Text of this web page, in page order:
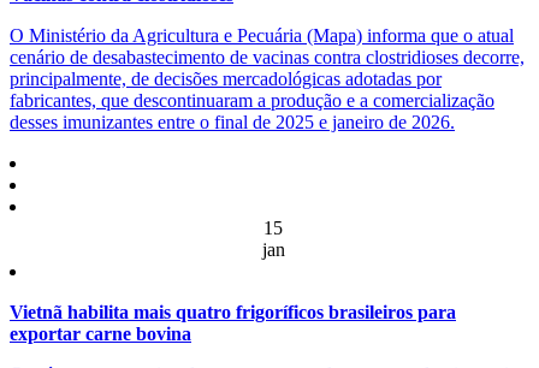
O Ministério da Agricultura e Pecuária (Mapa) informa que o atual
cenário de desabastecimento de vacinas contra clostridioses decorre,
principalmente, de decisões mercadológicas adotadas por
fabricantes, que descontinuaram a produção e a comercialização
desses imunizantes entre o final de 2025 e janeiro de 2026.
15
jan
Vietnã habilita mais quatro frigoríficos brasileiros para
exportar carne bovina